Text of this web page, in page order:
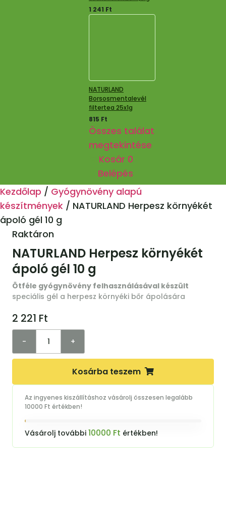
1 241 Ft
NATURLAND
Borsosmentalevél
filtertea 25x1g
815 Ft
Összes találat
megtekintése
Kosár 0
Belépés
Kezdőlap / Gyógynövény alapú
készítmények / NATURLAND Herpesz környékét
ápoló gél 10 g
Raktáron
NATURLAND Herpesz környékét
ápoló gél 10 g
Ötféle gyógynövény felhasználásával készült
speciális gél a herpesz környéki bőr ápolására
2 221 Ft
- +
Kosárba teszem
Az ingyenes kiszállításhoz vásárolj összesen legalább
10000 Ft értékben!
Vásárolj további 10000 Ft értékben!